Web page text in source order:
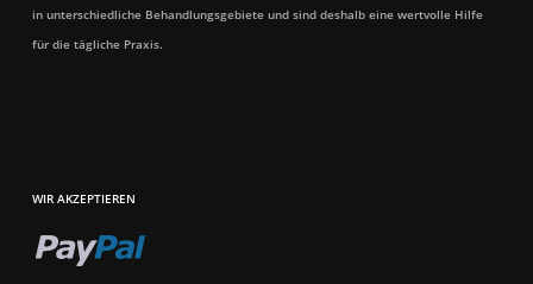
in unterschiedliche Behandlungsgebiete und sind deshalb eine wertvolle Hilfe
für die tägliche Praxis.
WIR AKZEPTIEREN